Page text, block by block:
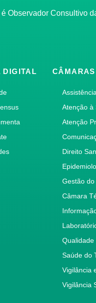
é Observador
DIGITAL
Atenção à
Atenção
Direito
Gestão
Câmara
Qualidade
Saúde do
Vigilância
Vigilância